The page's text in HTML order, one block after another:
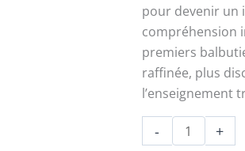
pour devenir un
compréhension
premiers
raffinée, plus
l’enseignement
- +